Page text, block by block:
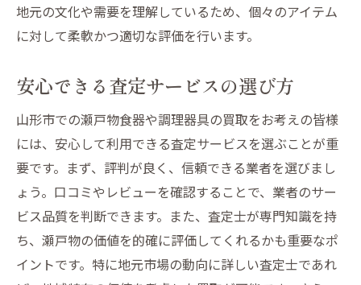
地元の文化や需要を理解しているため、個々のアイテム
に対して柔軟かつ適切な評価を行います。
安心できる査定サービスの選び方
山形市での瀬戸物食器や調理器具の買取をお考えの皆様
には、安心して利用できる査定サービスを選ぶことが重
要です。まず、評判が良く、信頼できる業者を選びまし
ょう。口コミやレビューを確認することで、業者のサー
ビス品質を判断できます。また、査定士が専門知識を持
ち、瀬戸物の価値を的確に評価してくれるかも重要なポ
イントです。特に地元市場の動向に詳しい査定士であれ